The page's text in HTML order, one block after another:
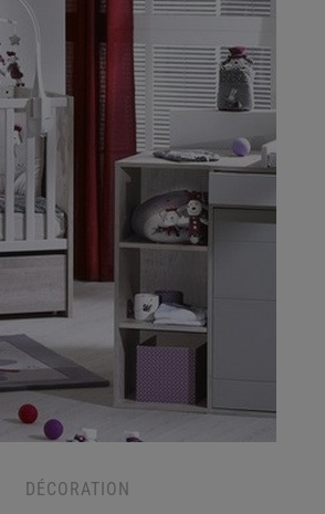
DÉCORATION